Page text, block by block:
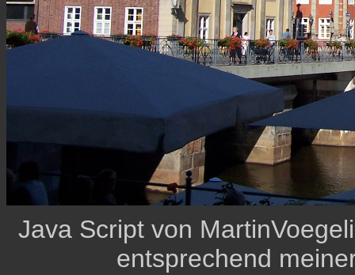
Java Script von
entsprechend